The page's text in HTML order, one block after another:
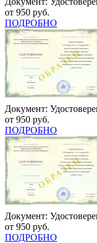
от 950 руб.
ПОДРОБНО
Документ:
от 950 руб.
ПОДРОБНО
Документ:
от 950 руб.
ПОДРОБНО